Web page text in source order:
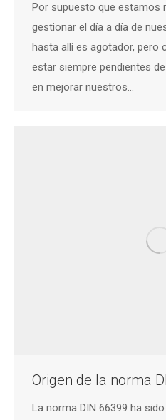
Por supuesto que estamos
gestionar el día a día de
hasta allí es agotador, pero
estar siempre pendientes
en mejorar nuestros…
Origen de la norma
La norma DIN 66399 ha